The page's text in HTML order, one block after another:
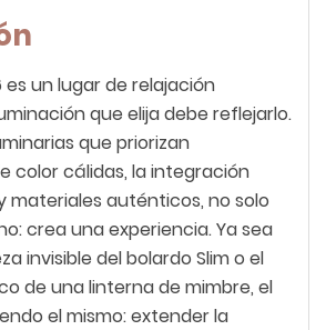
es un lugar de relajación
que elija debe reflejarlo.
que priorizan
color cálidas, la integración
auténticos, no solo
crea una experiencia. Ya sea
invisible del bolardo Slim o el
de una linterna de mimbre, el
el mismo: extender la